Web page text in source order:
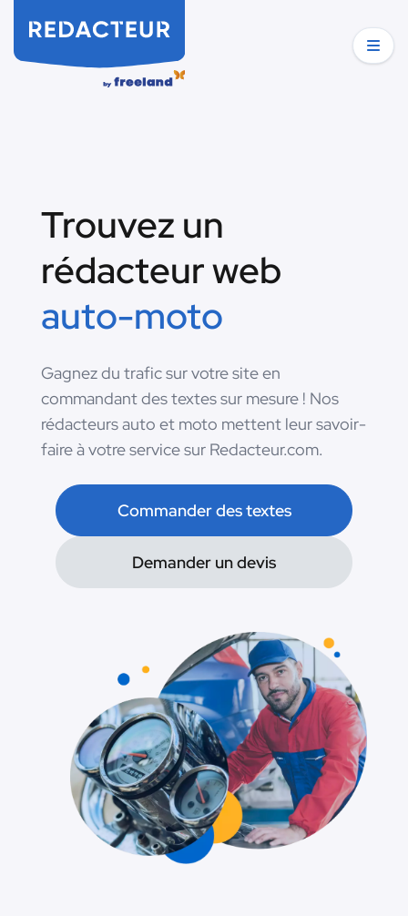
Trouvez un
rédacteur web
auto-moto
Gagnez du trafic sur votre site en
commandant des textes sur mesure ! Nos
rédacteurs auto et moto mettent leur savoir-
faire à votre service sur Redacteur.com.
Commander des textes
Demander un devis